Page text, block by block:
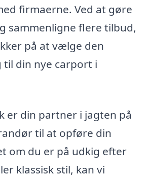
firmaerne. Ved at gøre
sammenligne flere tilbud,
på at vælge den
til din nye carport i
er din partner i jagten på
til at opføre din
om du er på udkig efter
klassisk stil, kan vi